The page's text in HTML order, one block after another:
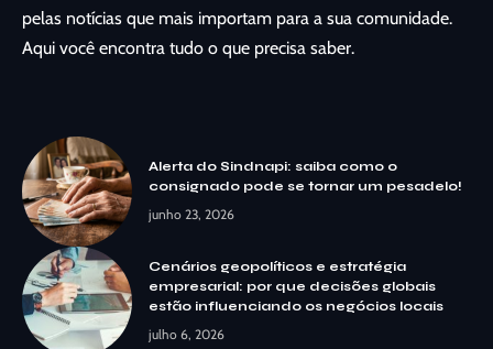
pelas notícias que mais importam para a sua comunidade.
Aqui você encontra tudo o que precisa saber.
Alerta do Sindnapi: saiba como o
consignado pode se tornar um pesadelo!
junho 23, 2026
Cenários geopolíticos e estratégia
empresarial: por que decisões globais
estão influenciando os negócios locais
julho 6, 2026